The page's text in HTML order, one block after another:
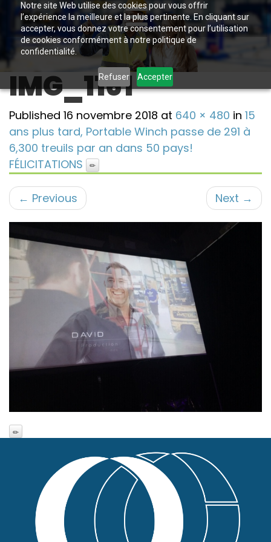
Notre site Web utilise des cookies pour vous offrir
l’expérience la meilleure et la plus pertinente. En cliquant sur
accepter, vous donnez votre consentement pour l’utilisation
de cookies conformément à notre politique de
confidentialité.
Refuser Accepter
IMG_1161
Published 16 novembre 2018 at 640 × 480 in 15
ans plus tard, Portable Winch passe de 291 à
6,300 treuils par an dans 50 pays!
FÉLICITATIONS
← Previous Next →